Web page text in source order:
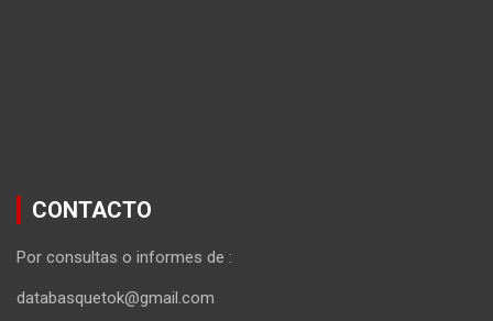
CONTACTO
Por consultas o informes de :
databasquetok@gmail.com